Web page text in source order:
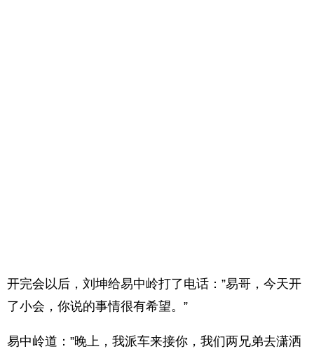
开完会以后，刘坤给易中岭打了电话：”易哥，今天开
了小会，你说的事情很有希望。”
易中岭道：”晚上，我派车来接你，我们两兄弟去潇洒